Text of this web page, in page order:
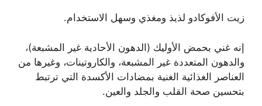
زيت الأفوكادو لذيذ ومغذي وسهل الاستخدام.
إنه غني بحمض الأوليك (الدهون الأحادية غير المشبعة)،
والدهون المتعددة غير المشبعة، والكاروتينات، وغيرها من
العناصر الغذائية الغنية بمضادات الأكسدة التي ترتبط
بتحسين صحة القلب والجلد والعين.